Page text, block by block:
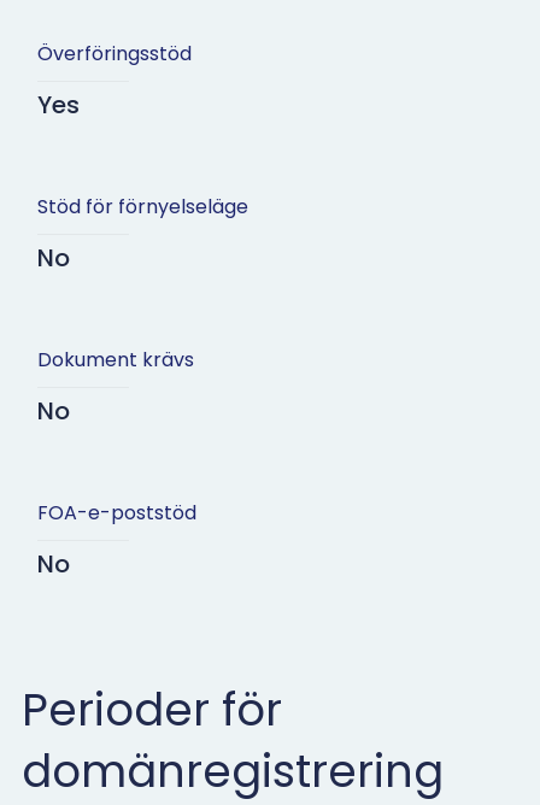
Överföringsstöd
Yes
Stöd för förnyelseläge
No
Dokument krävs
No
FOA-e-poststöd
No
Perioder för
domänregistrering